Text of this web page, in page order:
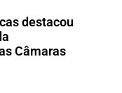
destacou
Câmaras